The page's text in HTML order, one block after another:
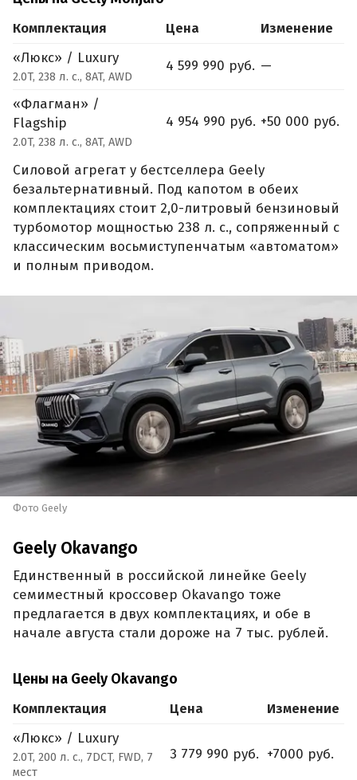
Комплектация Цена
Изменение
«Люкс» / Luxury
2.0T, 238 л. с., 8AT, AWD
4 599 990 руб. —
«Флагман» /
Flagship
2.0T, 238 л. с., 8AT, AWD
4 954 990 руб. +50 000 руб.
Силовой агрегат у бестселлера Geely
безальтернативный. Под капотом в обеих
комплектациях стоит 2,0-литровый бензиновый
турбомотор мощностью 238 л. с., сопряженный с
классическим восьмиступенчатым «автоматом»
и полным приводом.
Фото Geely
Geely Okavango
Единственный в российской линейке Geely
семиместный кроссовер Okavango тоже
предлагается в двух комплектациях, и обе в
начале августа стали дороже на 7 тыс. рублей.
Цены на Geely Okavango
Комплектация Цена
Изменение
«Люкс» / Luxury
2.0T, 200 л. с., 7DCT, FWD, 7
мест
3 779 990 руб. +7000 руб.